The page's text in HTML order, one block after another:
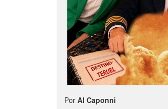
Por Al Caponni